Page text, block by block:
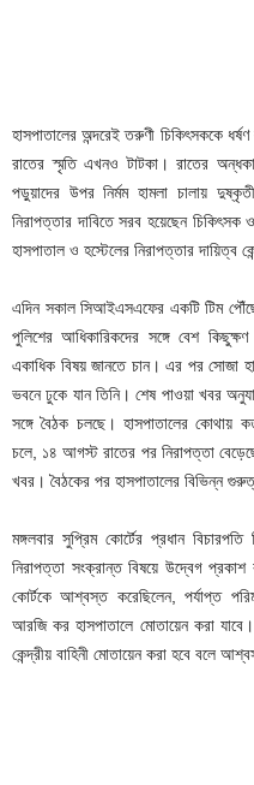
হাসপাতালের অন্দরেই তরুণী চিকিৎসককে
রাতের স্মৃতি এখনও টাটকা। রাতের
পড়ুয়াদের উপর নির্মম হামলা চালায়
নিরাপত্তার দাবিতে সরব হয়েছেন চিকিৎসক
হাসপাতাল ও হস্টেলের নিরাপত্তার দায়িত্ব
এদিন সকাল সিআইএসএফের একটি টিম
পুলিশের আধিকারিকদের সঙ্গে বেশ
একাধিক বিষয় জানতে চান। এর পর সোজা
ভবনে ঢুকে যান তিনি। শেষ পাওয়া খবর
সঙ্গে বৈঠক চলছে। হাসপাতালের কোথায়
চলে, ১৪ আগস্ট রাতের পর নিরাপত্তা
খবর। বৈঠকের পর হাসপাতালের বিভিন্ন
মঙ্গলবার সুপ্রিম কোর্টের প্রধান বিচারপতি
নিরাপত্তা সংক্রান্ত বিষয়ে উদ্বেগ
কোর্টকে আশ্বস্ত করেছিলেন, পর্যাপ্ত
আরজি কর হাসপাতালে মোতায়েন করা
কেন্দ্রীয় বাহিনী মোতায়েন করা হবে বলে